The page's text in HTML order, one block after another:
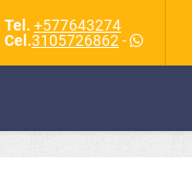
Tel. +577643274
Cel.3105726862 -